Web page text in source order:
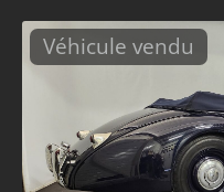
Véhicule vendu